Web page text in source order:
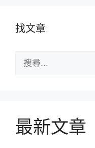
找文章
尋:
最新文章